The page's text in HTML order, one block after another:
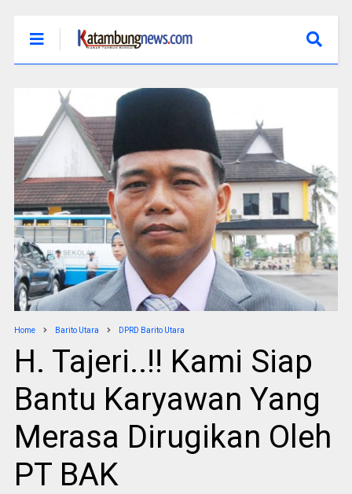
Home Barito Utara DPRD Barito Utara
H. Tajeri..!! Kami Siap
Bantu Karyawan Yang
Merasa Dirugikan Oleh
PT BAK